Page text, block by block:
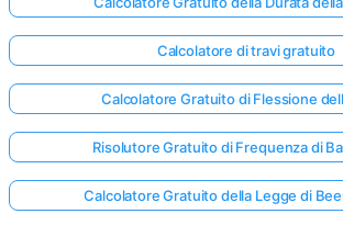
Calcolatore di travi gratuito
Calcolatore Gratuito di Flessione
Risolutore Gratuito di Frequenza di
Calcolatore Gratuito della Legge di